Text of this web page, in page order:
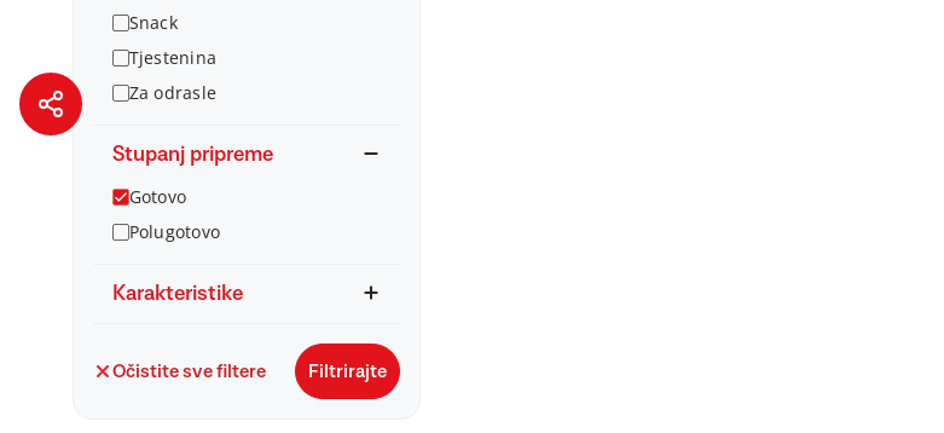
Snack
Tjestenina
Za odrasle
Stupanj pripreme
Gotovo
Polugotovo
Karakteristike
Očistite sve filtere Filtrirajte